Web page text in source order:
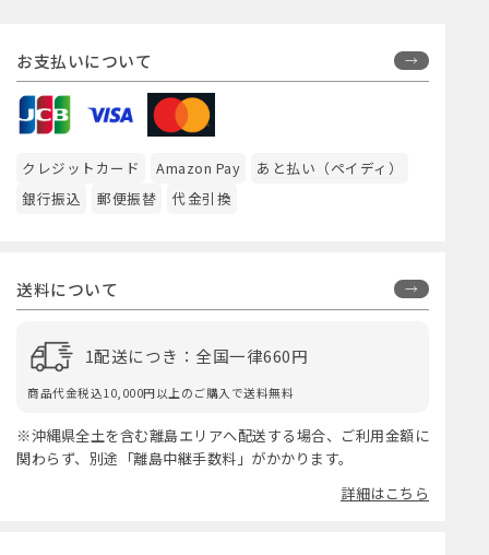
お支払いについて
クレジットカード Amazon Pay
あと払い（ペイディ）
銀行振込
郵便振替 代金引換
送料について
1配送につき：全国一律660円
商品代金税込10,000円以上のご購入で送料無料
※沖縄県全土を含む離島エリアへ配送する場合、ご利用金額に
関わらず、別途「離島中継手数料」がかかります。
詳細はこちら